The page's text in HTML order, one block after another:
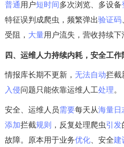
普通 用户短时间多次浏览、多设备
特征误判成爬虫，频繁弹出验证码
受阻， 大量用户流失，营收持续下
四、运维人力持续内耗， 安全工作
情报库长期不更新， 无法自动拦截
入侵问题只能依靠运维人工处理。
安全、运维人员需要每天从海量日
添加拦截规则 ，反复处理爬虫引发
故障。原本用于业务优化 、安全建